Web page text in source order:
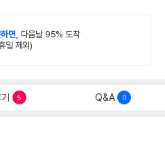
면, 다음날 95% 도착
일 제외)
5 Q&A 0